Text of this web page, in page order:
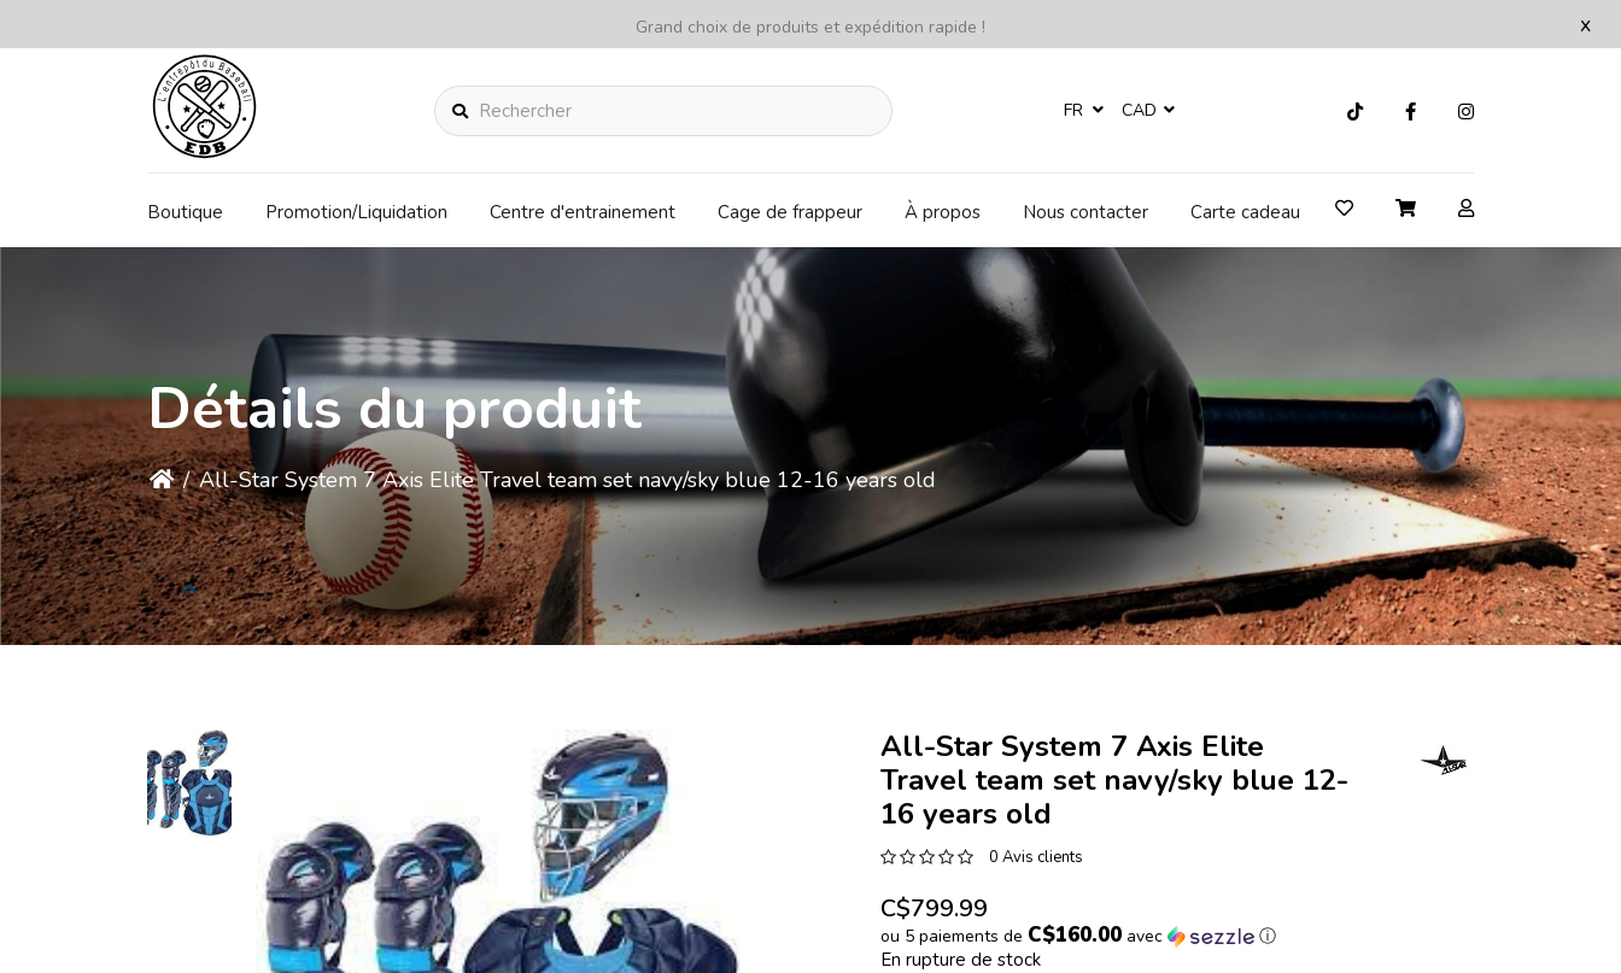
x
Grand choix de produits et expédition rapide !
Rechercher FR CAD
Boutique Promotion/Liquidation Centre d'entrainement Cage de frappeur À propos Nous contacter Carte cadeau
Détails du produit
/ All-Star System 7 Axis Elite Travel team set navy/sky blue 12-16 years old
All-Star System 7 Axis Elite
Travel team set navy/sky blue 12-
16 years old
0 Avis clients
C$799.99
ou 5 paiements de C$160.00avec ⓘ
En rupture de stock